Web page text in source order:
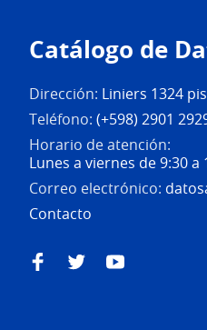
de
página
Catálogo de
Dirección: Liniers 1324
Teléfono: (+598) 2901
Horario de atención:
Lunes a viernes de 9:30 a
Correo electrónico:
Contacto
FacebookTwitterYouTube